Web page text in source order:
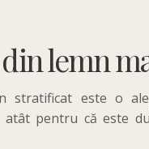
lemn
stratificat este o
pentru că este